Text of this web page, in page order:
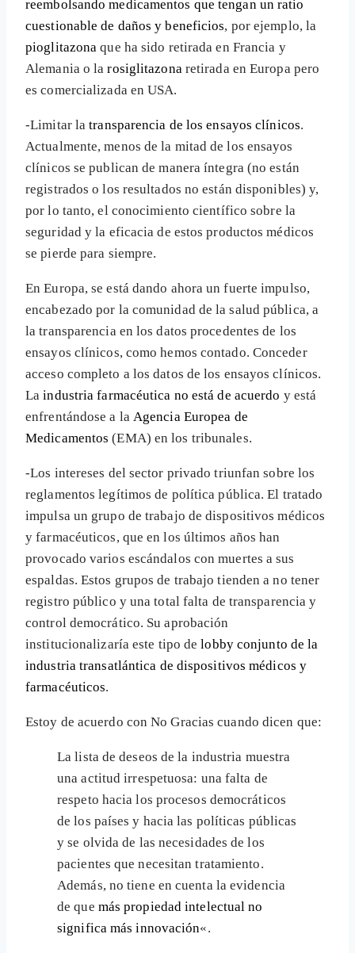
reembolsando medicamentos que tengan un ratio
cuestionable de daños y beneficios, por ejemplo, la
pioglitazona que ha sido retirada en Francia y
Alemania o larosiglitazonaretirada en Europa pero
es comercializada en USA.
-Limitar latransparencia de los ensayos clínicos.
Actualmente, menos de la mitad de los ensayos
clínicos se publican de manera íntegra (no están
registrados o los resultados no están disponibles) y,
por lo tanto, el conocimiento científico sobre la
seguridad y la eficacia de estos productos médicos
se pierde para siempre.
En Europa, se está dando ahora un fuerte impulso,
encabezado por la comunidad de la salud pública, a
la transparencia en los datos procedentes de los
ensayos clínicos, como hemos contado. Conceder
acceso completo a los datos de los ensayos clínicos.
Laindustria farmacéutica no está de acuerdo y está
enfrentándose a la Agencia Europea de
Medicamentos (EMA) en los tribunales.
-Los intereses del sector privado triunfan sobre los
reglamentos legítimos de política pública. El tratado
impulsa un grupo de trabajo de dispositivos médicos
y farmacéuticos, que en los últimos años han
provocado varios escándalos con muertes a sus
espaldas. Estos grupos de trabajo tienden a no tener
registro público y una total falta de transparencia y
control democrático. Su aprobación
institucionalizaría este tipo de lobby conjunto de la
industria transatlántica de dispositivos médicos y
farmacéuticos.
Estoy de acuerdo con No Gracias cuando dicen que:
La lista de deseos de la industria muestra
una actitud irrespetuosa: una falta de
respeto hacia los procesos democráticos
de los países y hacia las políticas públicas
y se olvida de las necesidades de los
pacientes que necesitan tratamiento.
Además, no tiene en cuenta la evidencia
de que más propiedad intelectual no
significa más innovación«.